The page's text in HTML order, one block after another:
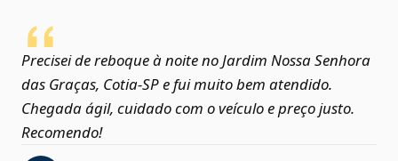
Precisei de reboque à noite no Jardim Nossa Senhora
das Graças, Cotia‑SP e fui muito bem atendido.
Chegada ágil, cuidado com o veículo e preço justo.
Recomendo!